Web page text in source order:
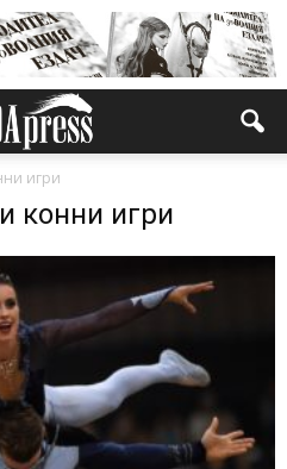
игри
конни игри